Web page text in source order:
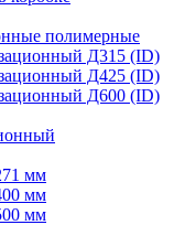
полимерные
Д315 (ID)
Д425 (ID)
Д600 (ID)
мм
мм
мм